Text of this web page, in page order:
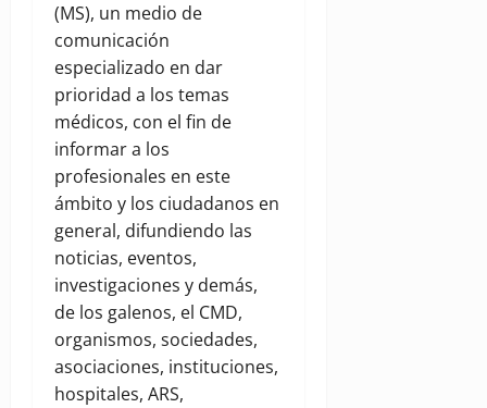
(MS), un medio de
comunicación
especializado en dar
prioridad a los temas
médicos, con el fin de
informar a los
profesionales en este
ámbito y los ciudadanos en
general, difundiendo las
noticias, eventos,
investigaciones y demás,
de los galenos, el CMD,
organismos, sociedades,
asociaciones, instituciones,
hospitales, ARS,